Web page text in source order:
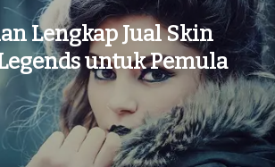
Lengkap Jual Skin
untuk Pemula